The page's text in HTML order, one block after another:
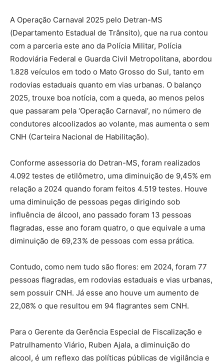
A Operação Carnaval 2025 pelo Detran-MS
(Departamento Estadual de Trânsito), que na rua contou
com a parceria este ano da Polícia Militar, Polícia
Rodoviária Federal e Guarda Civil Metropolitana, abordou
1.828 veículos em todo o Mato Grosso do Sul, tanto em
rodovias estaduais quanto em vias urbanas. O balanço
2025, trouxe boa notícia, com a queda, ao menos pelos
que passaram pela ‘Operação Carnaval’, no número de
condutores alcoolizados ao volante, mas aumenta o sem
CNH (Carteira Nacional de Habilitação).
Conforme assessoria do Detran-MS, foram realizados
4.092 testes de etilômetro, uma diminuição de 9,45% em
relação a 2024 quando foram feitos 4.519 testes. Houve
uma diminuição de pessoas pegas dirigindo sob
influência de álcool, ano passado foram 13 pessoas
flagradas, esse ano foram quatro, o que equivale a uma
diminuição de 69,23% de pessoas com essa prática.
Contudo, como nem tudo são flores: em 2024, foram 77
pessoas flagradas, em rodovias estaduais e vias urbanas,
sem possuir CNH. Já esse ano houve um aumento de
22,08% o que resultou em 94 flagrantes sem CNH.
Para o Gerente da Gerência Especial de Fiscalização e
Patrulhamento Viário, Ruben Ajala, a diminuição do
alcool, é um reflexo das políticas públicas de vigilância e